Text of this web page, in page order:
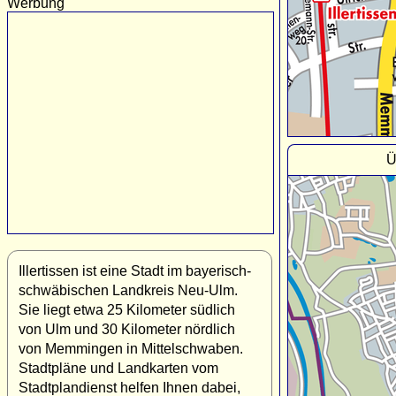
Illertissen ist eine Stadt im bayerisch-
schwäbischen Landkreis Neu-Ulm.
Sie liegt etwa 25 Kilometer südlich
von Ulm und 30 Kilometer nördlich
von Memmingen in Mittelschwaben.
Stadtpläne und Landkarten vom
Stadtplandienst helfen Ihnen dabei,